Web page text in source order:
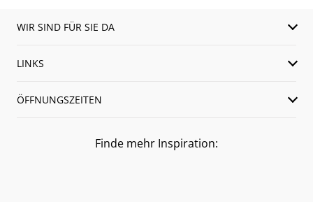
WIR SIND FÜR SIE DA
LINKS
ÖFFNUNGSZEITEN
Finde mehr Inspiration: